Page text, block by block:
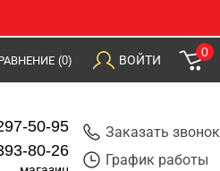
(0) ВОЙТИ
0
50-95
80-26
Заказать звонок
График работы